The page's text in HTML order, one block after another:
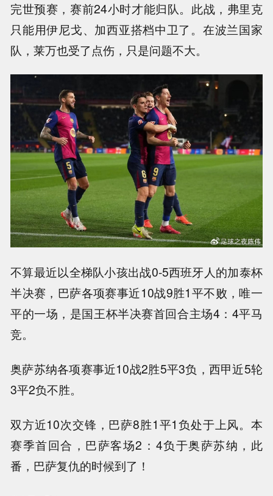
完世预赛，赛前24小时才能归队。此战，弗里克
只能用伊尼戈、加西亚搭档中卫了。在波兰国家
队，莱万也受了点伤，只是问题不大。
不算最近以全梯队小孩出战0-5西班牙人的加泰杯
半决赛，巴萨各项赛事近10战9胜1平不败，唯一
平的一场，是国王杯半决赛首回合主场4：4平马
竞。
奥萨苏纳各项赛事近10战2胜5平3负，西甲近5轮
3平2负不胜。
双方近10次交锋，巴萨8胜1平1负处于上风。本
赛季首回合，巴萨客场2：4负于奥萨苏纳，此
番，巴萨复仇的时候到了！